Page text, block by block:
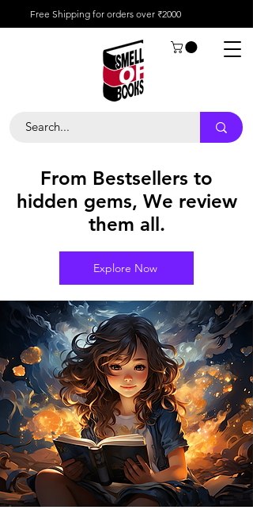
Free Shipping for orders over ₹2000
From Bestsellers to
hidden gems, We review
them all.
Explore Now